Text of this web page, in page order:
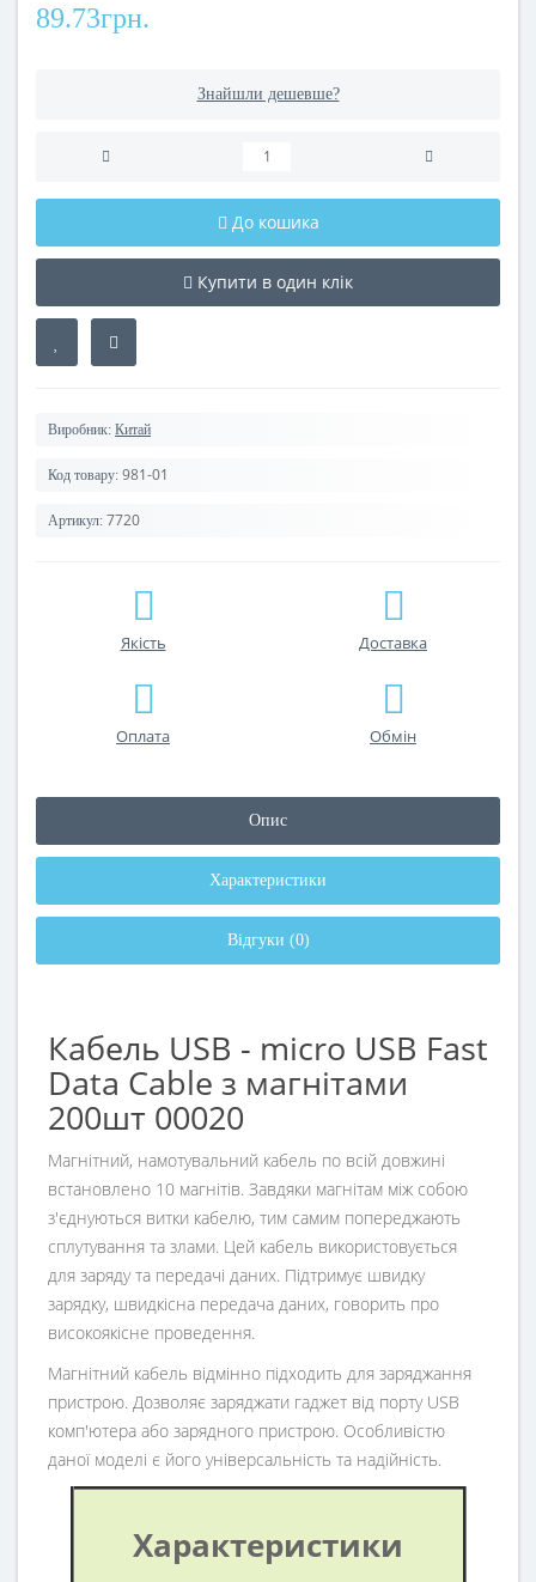
89.73грн.
Знайшли дешевше?
До кошика
Купити в один клік
Виробник: Китай
Код товару: 981-01
Артикул: 7720
Якість Доставка
Оплата Обмін
Опис
Характеристики
Відгуки (0)
Кабель USB - micro USB Fast
Data Cable з магнітами
200шт 00020
Магнітний, намотувальний кабель по всій довжині
встановлено 10 магнітів. Завдяки магнітам між собою
з'єднуються витки кабелю, тим самим попереджають
сплутування та злами. Цей кабель використовується
для заряду та передачі даних. Підтримує швидку
зарядку, швидкісна передача даних, говорить про
високоякісне проведення.
Магнітний кабель відмінно підходить для заряджання
пристрою. Дозволяє заряджати гаджет від порту USB
комп'ютера або зарядного пристрою. Особливістю
даної моделі є його універсальність та надійність.
Характеристики